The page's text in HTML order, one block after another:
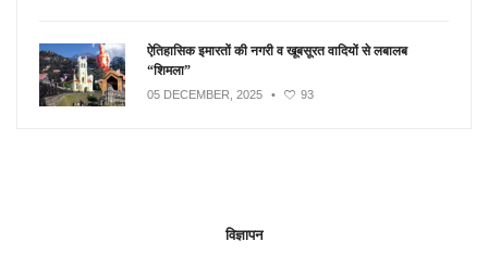
ऐतिहासिक इमारतों की नगरी व खूबसूरत वादियों से लबालब
“शिमला”
05 DECEMBER, 2025 • 93
विज्ञापन